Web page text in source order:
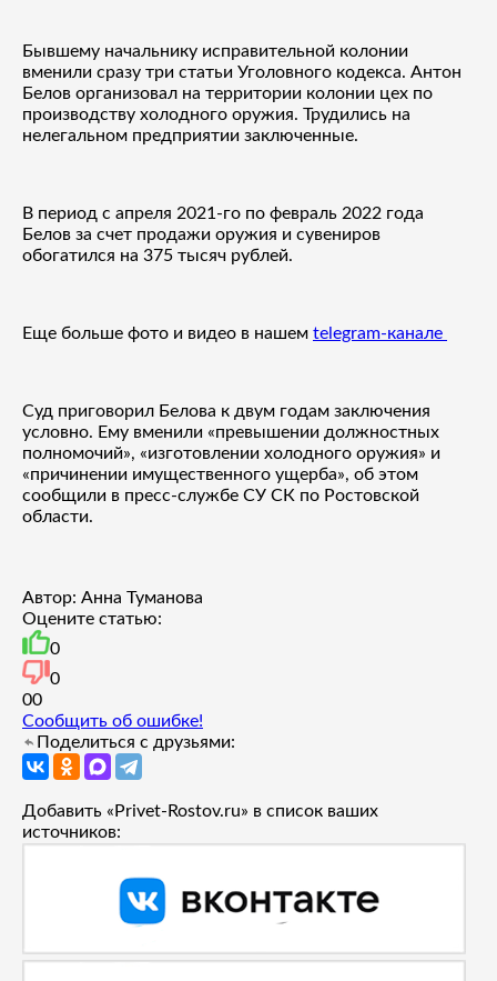
Бывшему начальнику исправительной колонии
вменили сразу три статьи Уголовного кодекса. Антон
Белов организовал на территории колонии цех по
производству холодного оружия. Трудились на
нелегальном предприятии заключенные.
В период с апреля 2021-го по февраль 2022 года
Белов за счет продажи оружия и сувениров
обогатился на 375 тысяч рублей.
Еще больше фото и видео в нашем telegram-канале
Суд приговорил Белова к двум годам заключения
условно. Ему вменили «превышении должностных
полномочий», «изготовлении холодного оружия» и
«причинении имущественного ущерба», об этом
сообщили в пресс-службе СУ СК по Ростовской
области.
Автор: Анна Туманова
Оцените статью:
0
0
00
Сообщить об ошибке!
Поделиться с друзьями:
Добавить «Privet-Rostov.ru» в список ваших
источников: